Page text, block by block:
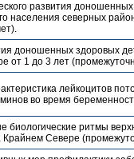
развития
населения северных
доношенных здоровых
от 1 до 3 лет
лейкоцитов
во время
биологические ритмы
Крайнем Севере